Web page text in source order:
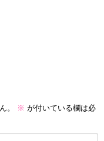
。 ※ が付いている欄は必